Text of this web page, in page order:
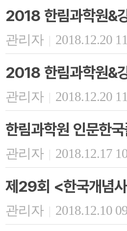
2018 한림과학원&
관리자 | 2018.12.20
2018 한림과학원&
관리자 | 2018.12.20
한림과학원 인문한
관리자 | 2018.12.17
제29회 <한국개념
관리자 | 2018.12.10